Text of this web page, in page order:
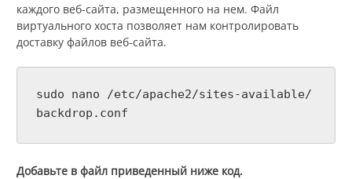
каждого веб-сайта, размещенного на нем. Файл
виртуального хоста позволяет нам контролировать
доставку файлов веб-сайта.
sudo nano /etc/apache2/sites-available/
backdrop.conf
Добавьте в файл приведенный ниже код.